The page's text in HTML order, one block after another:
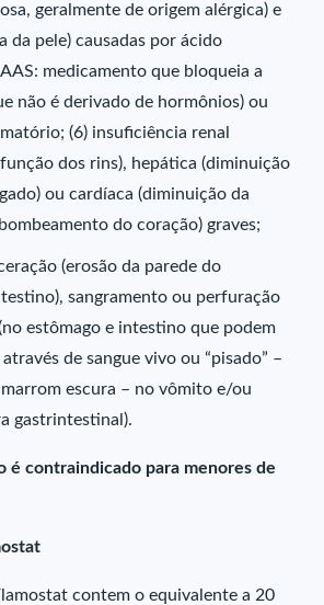
geralmente de origem alérgica) e
da pele) causadas por ácido
medicamento que bloqueia a
não é derivado de hormônios) ou
(6) insuficiência renal
dos rins), hepática (diminuição
ou cardíaca (diminuição da
do coração) graves;
(erosão da parede do
sangramento ou perfuração
estômago e intestino que podem
de sangue vivo ou “pisado” –
escura – no vômito e/ou
gastrintestinal).
é contraindicado para menores de
contem o equivalente a 20